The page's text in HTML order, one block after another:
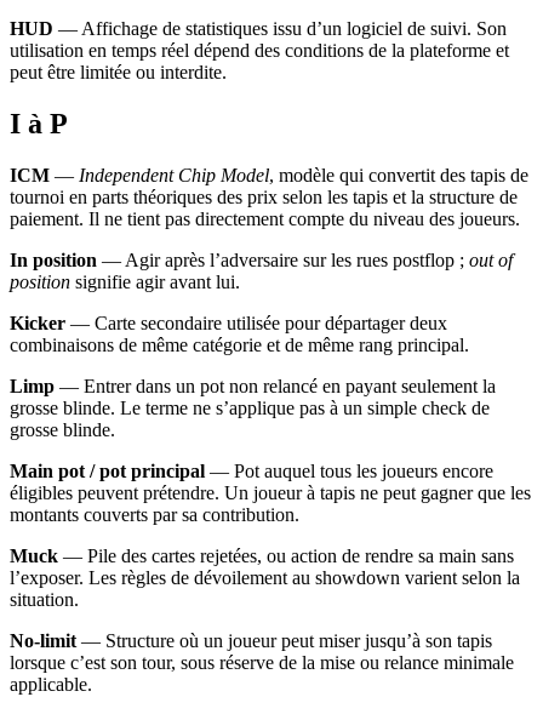
HUD — Affichage de statistiques issu d’un logiciel de suivi. Son
utilisation en temps réel dépend des conditions de la plateforme et
peut être limitée ou interdite.
I à P
ICM — Independent Chip Model, modèle qui convertit des tapis de
tournoi en parts théoriques des prix selon les tapis et la structure de
paiement. Il ne tient pas directement compte du niveau des joueurs.
In position — Agir après l’adversaire sur les rues postflop ; out of
position signifie agir avant lui.
Kicker — Carte secondaire utilisée pour départager deux
combinaisons de même catégorie et de même rang principal.
Limp — Entrer dans un pot non relancé en payant seulement la
grosse blinde. Le terme ne s’applique pas à un simple check de
grosse blinde.
Main pot / pot principal — Pot auquel tous les joueurs encore
éligibles peuvent prétendre. Un joueur à tapis ne peut gagner que les
montants couverts par sa contribution.
Muck — Pile des cartes rejetées, ou action de rendre sa main sans
l’exposer. Les règles de dévoilement au showdown varient selon la
situation.
No-limit — Structure où un joueur peut miser jusqu’à son tapis
lorsque c’est son tour, sous réserve de la mise ou relance minimale
applicable.